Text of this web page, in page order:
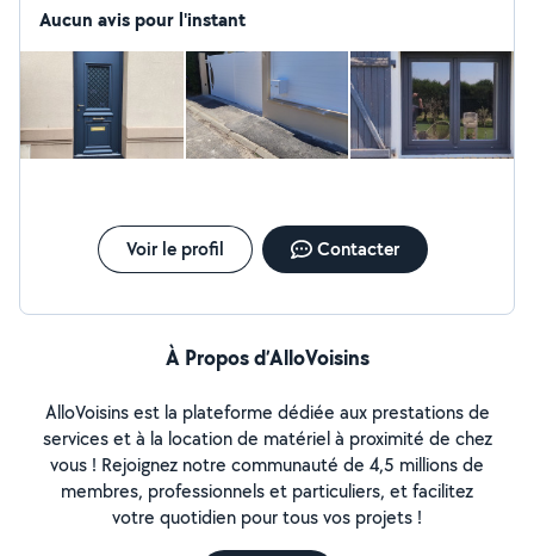
Aucun avis pour l'instant
Voir le profil Contacter
À Propos d’AlloVoisins
AlloVoisins est la plateforme dédiée aux prestations de
services et à la location de matériel à proximité de chez
vous ! Rejoignez notre communauté de 4,5 millions de
membres, professionnels et particuliers, et facilitez
votre quotidien pour tous vos projets !